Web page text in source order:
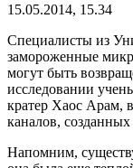
15.05.2014, 15.34
Специалисты из
замороженные
могут быть
исследовании
кратер Хаос Арам,
каналов,
Напомним,